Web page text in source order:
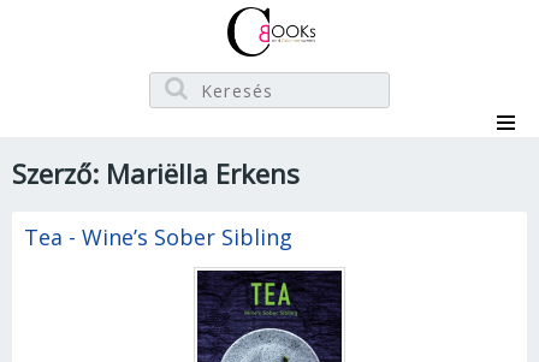
Szerző: Mariëlla Erkens
Tea - Wine’s Sober Sibling